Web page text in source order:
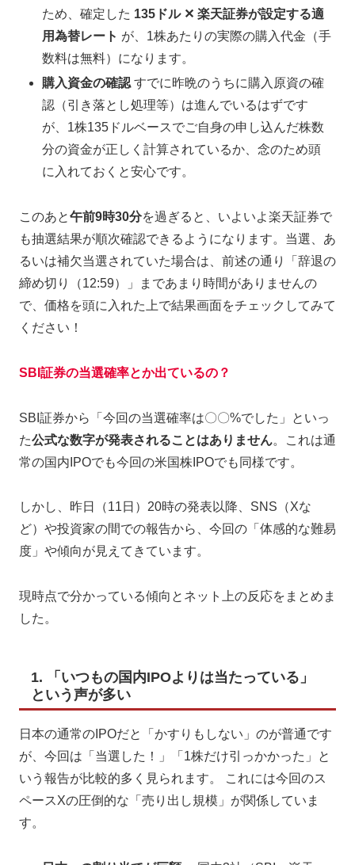
ため、確定した 135ドル ✕ 楽天証券が設定する適
用為替レート が、1株あたりの実際の購入代金（手
数料は無料）になります。
購入資金の確認 すでに昨晩のうちに購入原資の確
認（引き落とし処理等）は進んでいるはずです
が、1株135ドルベースでご自身の申し込んだ株数
分の資金が正しく計算されているか、念のため頭
に入れておくと安心です。
このあと午前9時30分を過ぎると、いよいよ楽天証券で
も抽選結果が順次確認できるようになります。当選、あ
るいは補欠当選されていた場合は、前述の通り「辞退の
締め切り（12:59）」まであまり時間がありませんの
で、価格を頭に入れた上で結果画面をチェックしてみて
ください！
SBI証券の当選確率とか出ているの？
SBI証券から「今回の当選確率は〇〇%でした」といっ
た公式な数字が発表されることはありません。これは通
常の国内IPOでも今回の米国株IPOでも同様です。
しかし、昨日（11日）20時の発表以降、SNS（Xな
ど）や投資家の間での報告から、今回の「体感的な難易
度」や傾向が見えてきています。
現時点で分かっている傾向とネット上の反応をまとめま
した。
1. 「いつもの国内IPOよりは当たっている」
という声が多い
日本の通常のIPOだと「かすりもしない」のが普通です
が、今回は「当選した！」「1株だけ引っかかった」と
いう報告が比較的多く見られます。 これには今回のス
ペースXの圧倒的な「売り出し規模」が関係していま
す。